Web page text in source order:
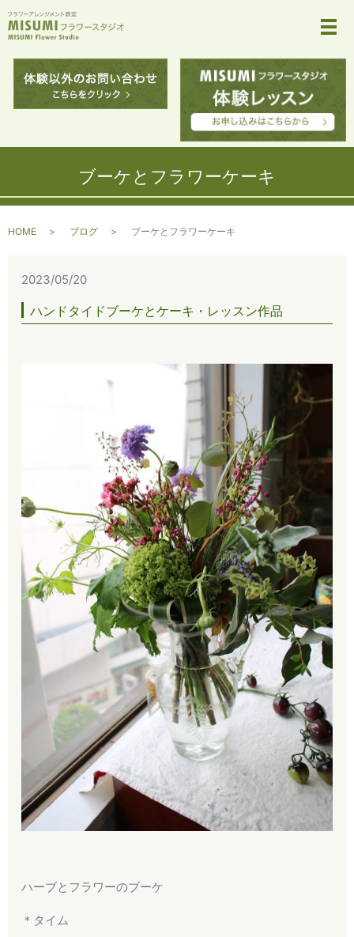
メ
ブーケとフラワーケーキ
HOME ブログ ブーケとフラワーケーキ
2023/05/20
ハンドタイドブーケとケーキ・レッスン作品
ハーブとフラワーのブーケ
＊タイム